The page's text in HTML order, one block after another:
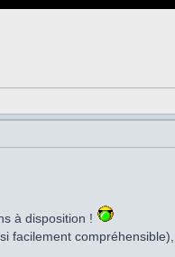
à disposition !